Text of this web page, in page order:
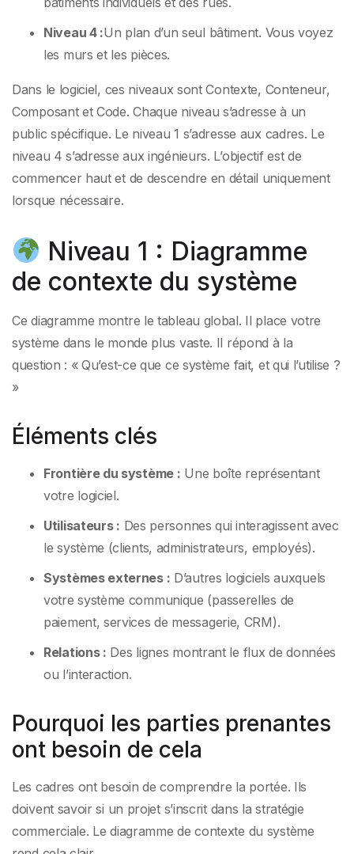
Niveau 4 :Un plan d’un seul bâtiment. Vous voyez
les murs et les pièces.
Dans le logiciel, ces niveaux sont Contexte, Conteneur,
Composant et Code. Chaque niveau s’adresse à un
public spécifique. Le niveau 1 s’adresse aux cadres. Le
niveau 4 s’adresse aux ingénieurs. L’objectif est de
commencer haut et de descendre en détail uniquement
lorsque nécessaire.
Niveau 1 : Diagramme
de contexte du système
Ce diagramme montre le tableau global. Il place votre
système dans le monde plus vaste. Il répond à la
question : « Qu’est-ce que ce système fait, et qui l’utilise ?
»
Éléments clés
Frontière du système : Une boîte représentant
votre logiciel.
Utilisateurs : Des personnes qui interagissent avec
le système (clients, administrateurs, employés).
Systèmes externes : D’autres logiciels auxquels
votre système communique (passerelles de
paiement, services de messagerie, CRM).
Relations : Des lignes montrant le flux de données
ou l’interaction.
Pourquoi les parties prenantes
ont besoin de cela
Les cadres ont besoin de comprendre la portée. Ils
doivent savoir si un projet s’inscrit dans la stratégie
commerciale. Le diagramme de contexte du système